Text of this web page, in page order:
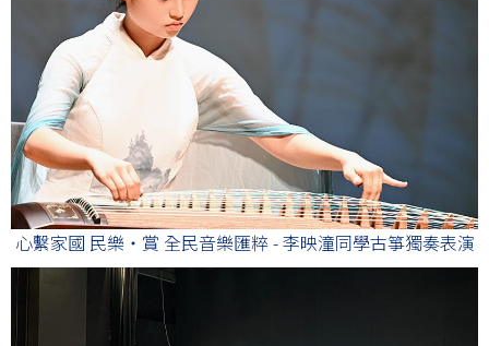
心繫家國 民樂・賞 全民音樂匯粹 - 李映潼同學古箏獨奏表演